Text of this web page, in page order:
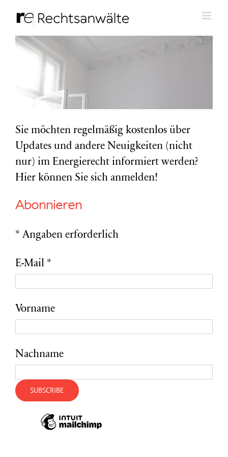
Inhalt
springen
Sie möchten regelmäßig kostenlos über
Updates und andere Neuigkeiten (nicht
nur) im Energierecht informiert werden?
Hier können Sie sich anmelden!
Abonnieren
* Angaben erforderlich
E-Mail *
Vorname
Nachname